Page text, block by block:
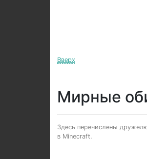
Вверх
Мирные
Здесь перечислены
в Minecraft.